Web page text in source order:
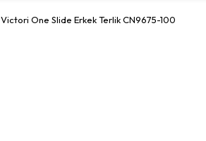
Victori One Slide Erkek Terlik CN9675-100